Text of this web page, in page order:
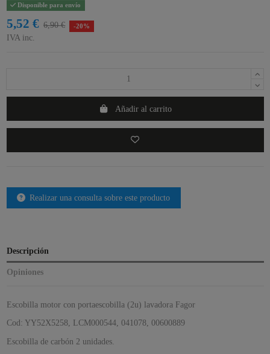
Disponible para envío
5,52 € 6,90 € -20%
IVA inc.
Añadir al carrito
Realizar una consulta sobre este producto
Descripción
Opiniones
Escobilla motor con portaescobilla (2u) lavadora Fagor
Cod: YY52X5258, LCM000544, 041078, 00600889
Escobilla de carbón 2 unidades.